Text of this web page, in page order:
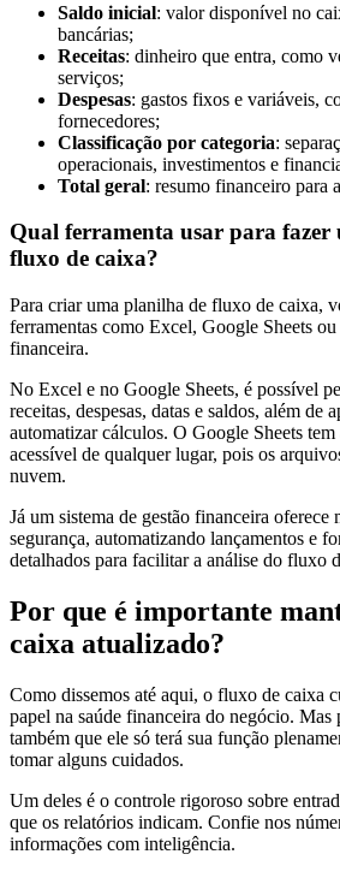
Saldo inicial: valor disponível no
bancárias;
Receitas: dinheiro que entra, como
serviços;
Despesas: gastos fixos e variáveis,
fornecedores;
Classificação por categoria:
operacionais, investimentos e
Total geral: resumo financeiro para
Qual ferramenta usar para fazer
fluxo de caixa?
Para criar uma planilha de fluxo de caixa,
ferramentas como Excel, Google Sheets
financeira.
No Excel e no Google Sheets, é possível
receitas, despesas, datas e saldos, além de
automatizar cálculos. O Google Sheets tem
acessível de qualquer lugar, pois os
nuvem.
Já um sistema de gestão financeira oferece
segurança, automatizando lançamentos e
detalhados para facilitar a análise do fluxo
Por que é importante
caixa atualizado?
Como dissemos até aqui, o fluxo de caixa
papel na saúde financeira do negócio. Mas
também que ele só terá sua função
tomar alguns cuidados.
Um deles é o controle rigoroso sobre
que os relatórios indicam. Confie nos
informações com inteligência.